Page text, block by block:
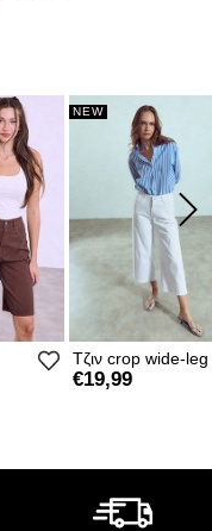
NEW
Τζιν crop wide-leg
€19,99